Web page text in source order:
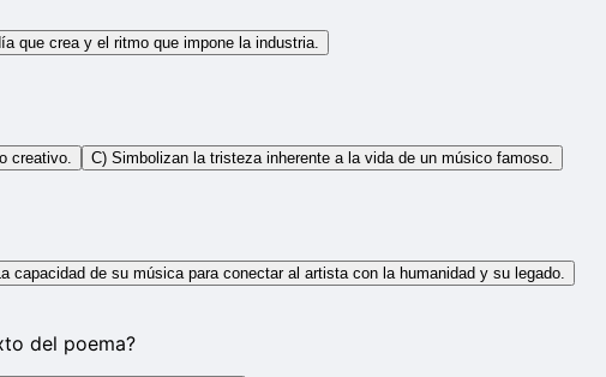
que crea y el ritmo que impone la industria.
creativo.
C) Simbolizan la tristeza inherente a la vida de un músico famoso.
capacidad de su música para conectar al artista con la humanidad y su legado.
del poema?